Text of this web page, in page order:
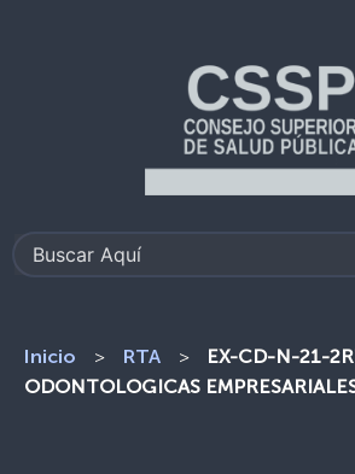
Inicio > RTA> EX-CD-N-21-
ODONTOLOGICAS